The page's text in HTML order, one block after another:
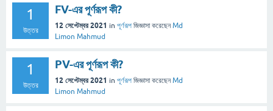
1
উত্তর
FV-এর পূর্ণরূপ কী?
12 সেপ্টেম্বর 2021 in পূর্ণরূপ জিজ্ঞাসা করেছেনMd
Limon Mahmud
1
উত্তর
PV-এর পূর্ণরূপ কী?
12 সেপ্টেম্বর 2021 in পূর্ণরূপ জিজ্ঞাসা করেছেনMd
Limon Mahmud